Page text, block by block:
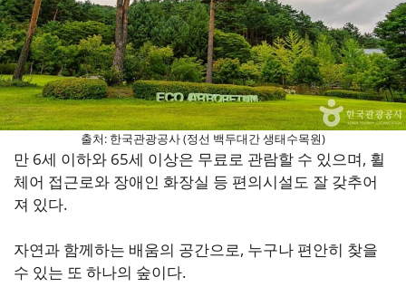
출처: 한국관광공사 (정선 백두대간 생태수목원)
만 6세 이하와 65세 이상은 무료로 관람할 수 있으며, 휠
체어 접근로와 장애인 화장실 등 편의시설도 잘 갖추어
져 있다.
자연과 함께하는 배움의 공간으로, 누구나 편안히 찾을
수 있는 또 하나의 숲이다.